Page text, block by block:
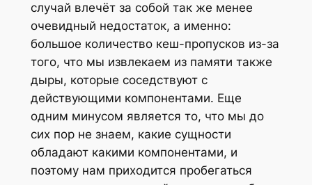
случай влечёт за собой так же менее
очевидный недостаток, а именно:
большое количество кеш-пропусков из-за
того, что мы извлекаем из памяти также
дыры, которые соседствуют с
действующими компонентами. Еще
одним минусом является то, что мы до
сих пор не знаем, какие сущности
обладают какими компонентами, и
поэтому нам приходится пробегаться